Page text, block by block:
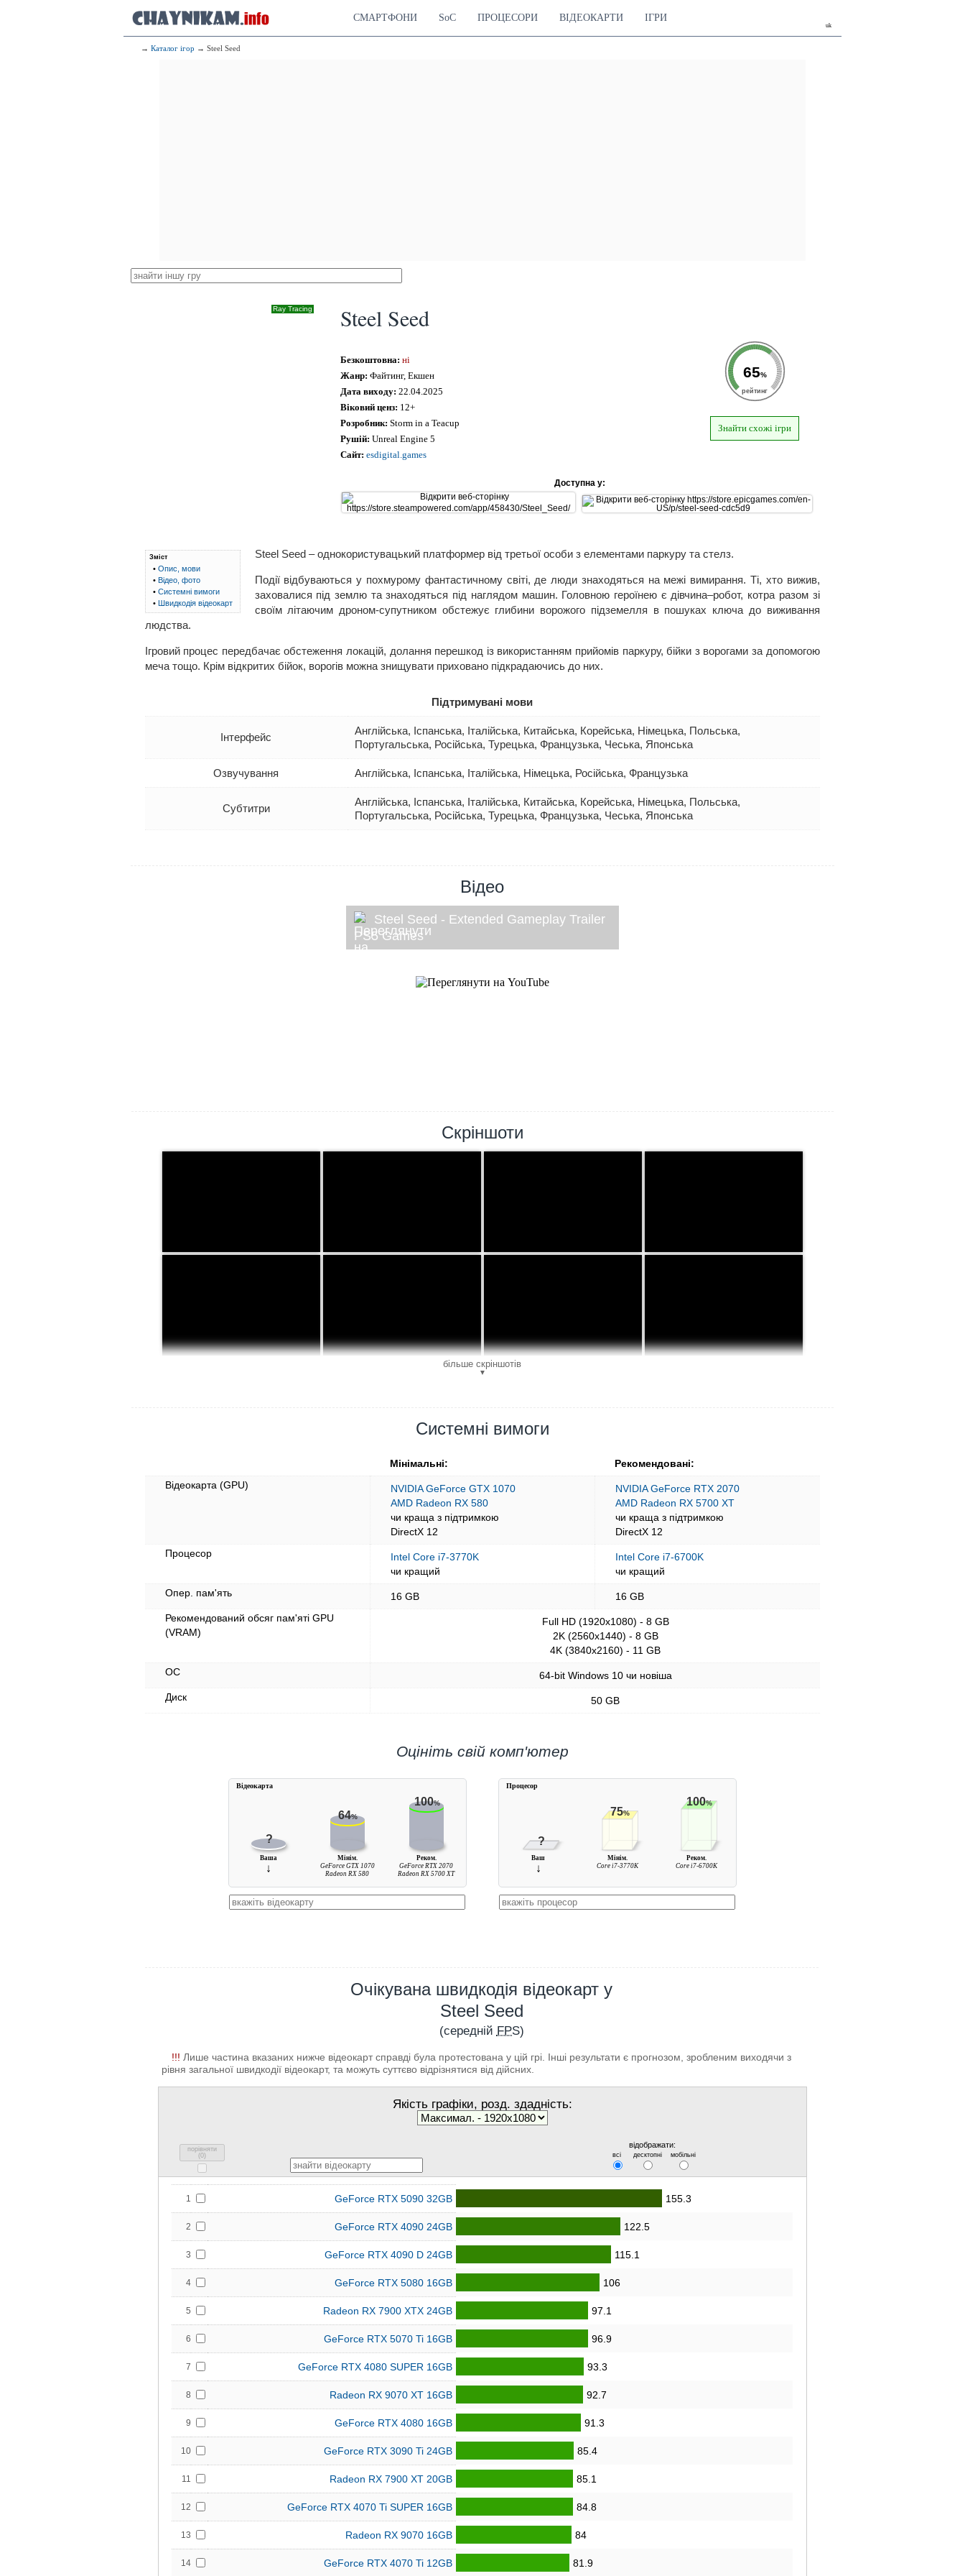
uk
СМАРТФОНИ SoC ПРОЦЕСОРИ ВІДЕОКАРТИ ІГРИ
→ Каталог ігор → Steel Seed
Ray Tracing Steel Seed
65%
рейтинг
Знайти схожі ігри
Безкоштовна: ні
Жанр: Файтинг, Екшен
Дата виходу: 22.04.2025
Віковий ценз: 12+
Розробник: Storm in a Teacup
Рушій: Unreal Engine 5
Сайт: esdigital.games
Доступна у:
Зміст
• Опис, мови
• Відео, фото
• Системні вимоги
• Швидкодія відеокарт
Steel Seed – однокористувацький платформер від третьої особи з елементами паркуру та стелз.
Події відбуваються у похмурому фантастичному світі, де люди знаходяться на межі вимирання. Ті, хто вижив,
заховалися під землю та знаходяться під наглядом машин. Головною героїнею є дівчина–робот, котра разом зі
своїм літаючим дроном-супутником обстежує глибини ворожого підземелля в пошуках ключа до виживання
людства.
Ігровий процес передбачає обстеження локацій, долання перешкод із використанням прийомів паркуру, бійки з ворогами за допомогою
меча тощо. Крім відкритих бійок, ворогів можна знищувати приховано підкрадаючись до них.
Підтримувані мови
Інтерфейс
Англійська, Іспанська, Італійська, Китайська, Корейська, Німецька, Польська,
Португальська, Російська, Турецька, Французька, Чеська, Японська
Озвучування Англійська, Іспанська, Італійська, Німецька, Російська, Французька
Субтитри
Англійська, Іспанська, Італійська, Китайська, Корейська, Німецька, Польська,
Португальська, Російська, Турецька, Французька, Чеська, Японська
Відео
Steel Seed - Extended Gameplay Trailer
PS5 Games
Скріншоти
більше скріншотів
▼
Системні вимоги
Мінімальні:
Рекомендовані:
Відеокарта (GPU)
NVIDIA GeForce GTX 1070
AMD Radeon RX 580
чи краща з підтримкою
DirectX 12
NVIDIA GeForce RTX 2070
AMD Radeon RX 5700 XT
чи краща з підтримкою
DirectX 12
Процесор
Intel Core i7-3770K
чи кращий
Intel Core i7-6700K
чи кращий
Опер. пам'ять
16 GB
16 GB
Рекомендований обсяг пам'яті GPU
(VRAM)
Full HD (1920x1080) - 8 GB
2K (2560x1440) - 8 GB
4K (3840x2160) - 11 GB
ОС
64-bit Windows 10 чи новіша
Диск
50 GB
Оцініть свій комп'ютер
?
64%
100%
Ваша
↓
Мінім.
GeForce GTX 1070
Radeon RX 580
Реком.
GeForce RTX 2070
Radeon RX 5700 XT
Вiдеокарта
?
75%
100%
Ваш
↓
Мінім.
Core i7-3770K
Реком.
Core i7-6700K
Процесор
Очікувана швидкодія відеокарт у
Steel Seed
(середній FPS)
!!! Лише частина вказаних нижче відеокарт справді була протестована у цій грі. Інші результати є прогнозом, зробленим виходячи з
рівня загальної швидкодії відеокарт, та можуть суттєво відрізнятися від дійсних.
Якість графіки, розд. здадність:
порівняти
(0)
відображати:
всі десктопні мобільні
1 GeForce RTX 5090 32GB 155.3
2 GeForce RTX 4090 24GB 122.5
3 GeForce RTX 4090 D 24GB 115.1
4 GeForce RTX 5080 16GB 106
5 Radeon RX 7900 XTX 24GB 97.1
6 GeForce RTX 5070 Ti 16GB 96.9
7 GeForce RTX 4080 SUPER 16GB 93.3
8 Radeon RX 9070 XT 16GB 92.7
9 GeForce RTX 4080 16GB 91.3
10 GeForce RTX 3090 Ti 24GB 85.4
11 Radeon RX 7900 XT 20GB 85.1
12 GeForce RTX 4070 Ti SUPER 16GB 84.8
13 Radeon RX 9070 16GB 84
14 GeForce RTX 4070 Ti 12GB 81.9